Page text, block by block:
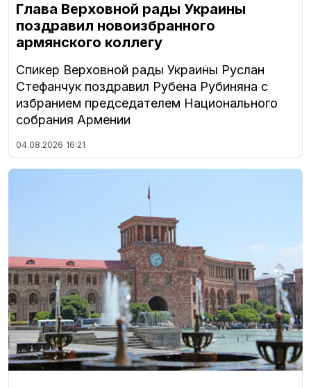
Глава Верховной рады Украины
поздравил новоизбранного
армянского коллегу
Спикер Верховной рады Украины Руслан
Стефанчук поздравил Рубена Рубиняна с
избранием председателем Национального
собрания Армении
04.08.2026 16:21